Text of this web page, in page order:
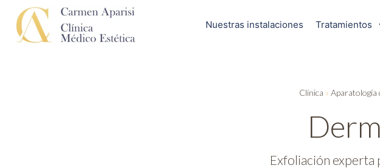
Nuestras instalaciones Tratamientos
Clínica » Aparatología
Exfoliación experta